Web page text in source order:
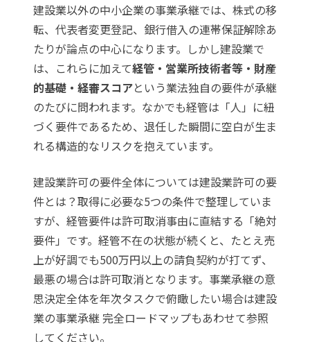
建設業以外の中小企業の事業承継では、株式の移
転、代表者変更登記、銀行借入の連帯保証解除あ
たりが論点の中心になります。しかし建設業で
は、これらに加えて経管・営業所技術者等・財産
的基礎・経審スコアという業法独自の要件が承継
のたびに問われます。なかでも経管は「人」に紐
づく要件であるため、退任した瞬間に空白が生ま
れる構造的なリスクを抱えています。
建設業許可の要件全体については建設業許可の要
件とは？取得に必要な5つの条件で整理していま
すが、経管要件は許可取消事由に直結する「絶対
要件」です。経管不在の状態が続くと、たとえ売
上が好調でも500万円以上の請負契約が打てず、
最悪の場合は許可取消となります。事業承継の意
思決定全体を年次タスクで俯瞰したい場合は建設
業の事業承継 完全ロードマップもあわせて参照
してください。